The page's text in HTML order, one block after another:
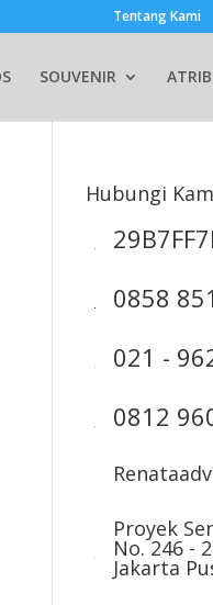
Tentang Kami
SOUVENIR
Hubungi
0858
021 -
0812
Proyek
No. 246 -
Jakarta